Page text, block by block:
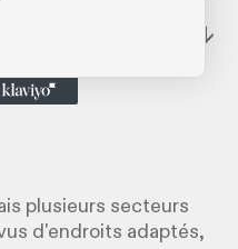
↓
plusieurs secteurs
d'endroits adaptés,